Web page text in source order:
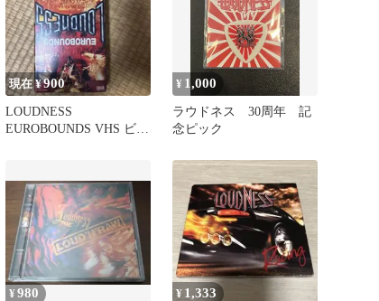
現在 ¥900
LOUDNESS
EUROBOUNDS VHS ビデ
¥ 1,000
ラウドネス 30周年 記
念ピック
¥980 ¥ 1,333